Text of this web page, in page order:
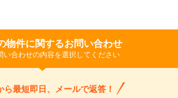
物件に関するお問い合わせ
い合わせの内容を選択してください
ら最短即日、メールで返答！